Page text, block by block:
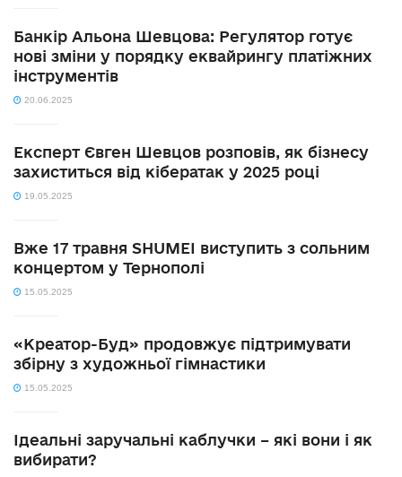
Банкір Альона Шевцова: Регулятор готує
нові зміни у порядку еквайрингу платіжних
інструментів
20.06.2025
Експерт Євген Шевцов розповів, як бізнесу
захиститься від кібератак у 2025 році
19.05.2025
Вже 17 травня SHUMEI виступить з сольним
концертом у Тернополі
15.05.2025
«Креатор-Буд» продовжує підтримувати
збірну з художньої гімнастики
15.05.2025
Ідеальні заручальні каблучки – які вони і як
вибирати?